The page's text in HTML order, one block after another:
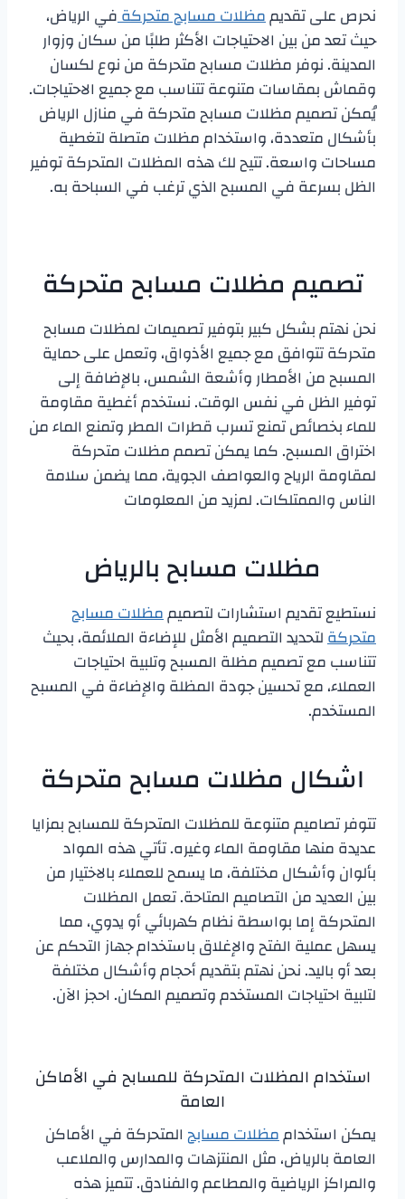
نحرص على تقديممظلات مسابح متحركةفي الرياض،
حيث تعد من بين الاحتياجات الأكثر طلبًا من سكان وزوار
المدينة. نوفر مظلات مسابح متحركة من نوع لكسان
وقماش بمقاسات متنوعة تتناسب مع جميع الاحتياجات.
يُمكن تصميم مظلات مسابح متحركة في منازل الرياض
بأشكال متعددة، واستخدام مظلات متصلة لتغطية
مساحات واسعة. تتيح لك هذه المظلات المتحركة توفير
الظل بسرعة في المسبح الذي ترغب في السباحة به.
تصميم مظلات مسابح متحركة
نحن نهتم بشكل كبير بتوفير تصميمات لمظلات مسابح
متحركة تتوافق مع جميع الأذواق، وتعمل على حماية
المسبح من الأمطار وأشعة الشمس، بالإضافة إلى
توفير الظل في نفس الوقت. نستخدم أغطية مقاومة
للماء بخصائص تمنع تسرب قطرات المطر وتمنع الماء من
اختراق المسبح. كما يمكن تصمم مظلات متحركة
لمقاومة الرياح والعواصف الجوية، مما يضمن سلامة
الناس والممتلكات. لمزيد من المعلومات
مظلات مسابح بالرياض
نستطيع تقديم استشارات لتصميممظلات مسابح
متحركةلتحديد التصميم الأمثل للإضاءة الملائمة، بحيث
تتناسب مع تصميم مظلة المسبح وتلبية احتياجات
العملاء، مع تحسين جودة المظلة والإضاءة في المسبح
المستخدم.
اشكال مظلات مسابح متحركة
تتوفر تصاميم متنوعة للمظلات المتحركة للمسابح بمزايا
عديدة منها مقاومة الماء وغيره. تأتي هذه المواد
بألوان وأشكال مختلفة، ما يسمح للعملاء بالاختيار من
بين العديد من التصاميم المتاحة. تعمل المظلات
المتحركة إما بواسطة نظام كهربائي أو يدوي، مما
يسهل عملية الفتح والإغلاق باستخدام جهاز التحكم عن
بعد أو باليد. نحن نهتم بتقديم أحجام وأشكال مختلفة
لتلبية احتياجات المستخدم وتصميم المكان. احجز الآن.
استخدام المظلات المتحركة للمسابح في الأماكن
العامة
يمكن استخداممظلات مسابحالمتحركة في الأماكن
العامة بالرياض، مثل المنتزهات والمدارس والملاعب
والمراكز الرياضية والمطاعم والفنادق. تتميز هذه